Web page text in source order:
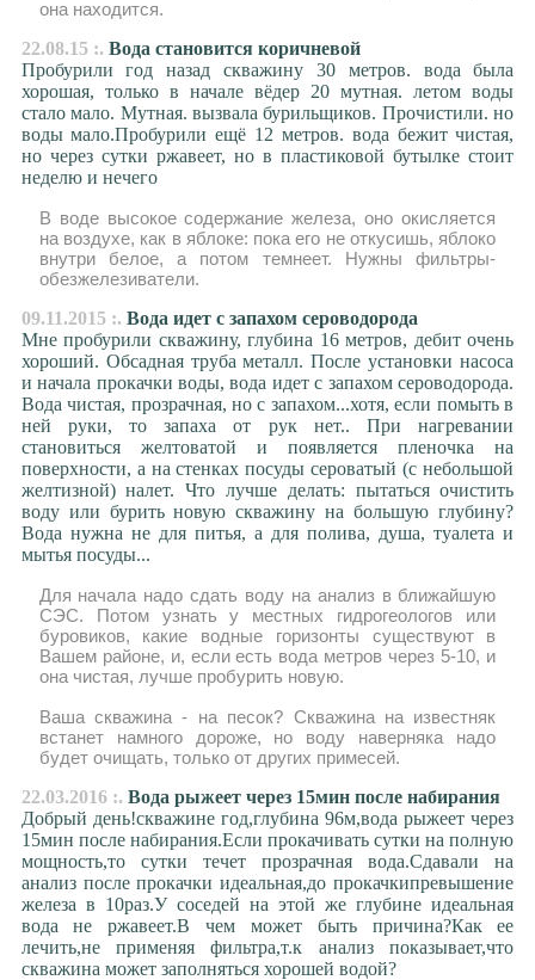
она находится.
22.08.15 :. Вода становится коричневой
Пробурили год назад скважину 30 метров. вода была
хорошая, только в начале вёдер 20 мутная. летом воды
стало мало. Мутная. вызвала бурильщиков. Прочистили. но
воды мало.Пробурили ещё 12 метров. вода бежит чистая,
но через сутки ржавеет, но в пластиковой бутылке стоит
неделю и нечего
В воде высокое содержание железа, оно окисляется
на воздухе, как в яблоке: пока его не откусишь, яблоко
внутри белое, а потом темнеет. Нужны фильтры-
обезжелезиватели.
09.11.2015 :. Вода идет с запахом сероводорода
Мне пробурили скважину, глубина 16 метров, дебит очень
хороший. Обсадная труба металл. После установки насоса
и начала прокачки воды, вода идет с запахом сероводорода.
Вода чистая, прозрачная, но с запахом...хотя, если помыть в
ней руки, то запаха от рук нет.. При нагревании
становиться желтоватой и появляется пленочка на
поверхности, а на стенках посуды сероватый (с небольшой
желтизной) налет. Что лучше делать: пытаться очистить
воду или бурить новую скважину на большую глубину?
Вода нужна не для питья, а для полива, душа, туалета и
мытья посуды...
Для начала надо сдать воду на анализ в ближайшую
СЭС. Потом узнать у местных гидрогеологов или
буровиков, какие водные горизонты существуют в
Вашем районе, и, если есть вода метров через 5-10, и
она чистая, лучше пробурить новую.
Ваша скважина - на песок? Скважина на известняк
встанет намного дороже, но воду наверняка надо
будет очищать, только от других примесей.
22.03.2016 :. Вода рыжеет через 15мин после набирания
Добрый день!скважине год,глубина 96м,вода рыжеет через
15мин после набирания.Если прокачивать сутки на полную
мощность,то сутки течет прозрачная вода.Сдавали на
анализ после прокачки идеальная,до прокачкипревышение
железа в 10раз.У соседей на этой же глубине идеальная
вода не ржавеет.В чем может быть причина?Как ее
лечить,не применяя фильтра,т.к анализ показывает,что
скважина может заполняться хорошей водой?